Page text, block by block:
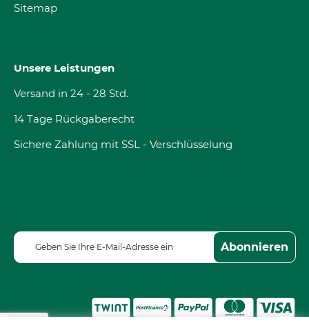
Sitemap
Unsere Leistungen
Versand in 24 - 28 Std.
14 Tage Rückgaberecht
Sichere Zahlung mit SSL - Verschlüsselung
M
n
Abonnieren